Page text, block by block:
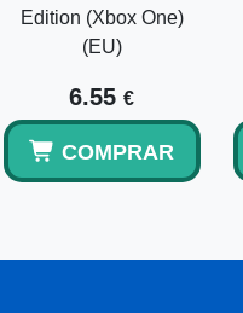
Edition (Xbox One)
(EU)
6.55 €
COMPRAR